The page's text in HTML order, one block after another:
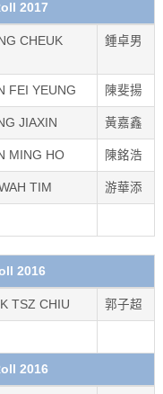
2017
CHEUK
鍾卓男
FEI YEUNG 陳斐揚
JIAXIN 黃嘉鑫
MING HO 陳銘浩
TIM 游華添
2016
TSZ CHIU 郭子超
2016